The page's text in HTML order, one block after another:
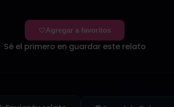
Agregar a favoritos
Sé el primero en guardar este relato